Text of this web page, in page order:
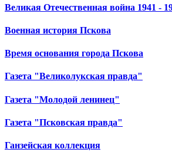
Великая Отечественная война 1941 -
Военная история Пскова
Время основания города Пскова
Газета "Великолукская правда"
Газета "Молодой ленинец"
Газета "Псковская правда"
Ганзейская коллекция